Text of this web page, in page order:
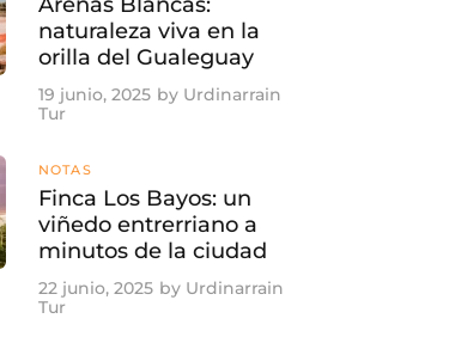
naturaleza viva en la
orilla del Gualeguay
19 junio, 2025 by Urdinarrain
Tur
NOTAS
Finca Los Bayos: un
viñedo entrerriano a
minutos de la ciudad
22 junio, 2025 by Urdinarrain
Tur